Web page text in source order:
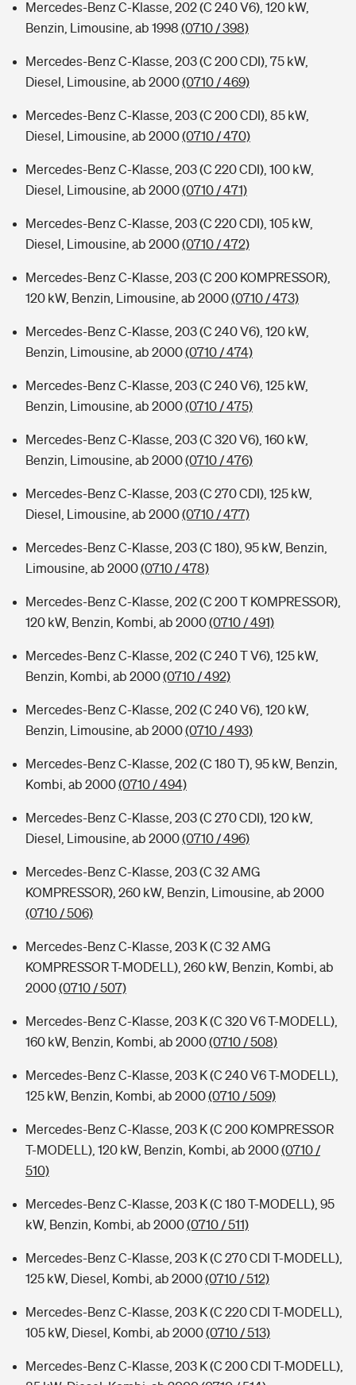
Mercedes-Benz C-Klasse, 202 (C 240 V6), 120 kW,
Benzin, Limousine, ab 1998 (0710 / 398)
Mercedes-Benz C-Klasse, 203 (C 200 CDI), 75 kW,
Diesel, Limousine, ab 2000(0710 / 469)
Mercedes-Benz C-Klasse, 203 (C 200 CDI), 85 kW,
Diesel, Limousine, ab 2000(0710 / 470)
Mercedes-Benz C-Klasse, 203 (C 220 CDI), 100 kW,
Diesel, Limousine, ab 2000(0710 / 471)
Mercedes-Benz C-Klasse, 203 (C 220 CDI), 105 kW,
Diesel, Limousine, ab 2000(0710 / 472)
Mercedes-Benz C-Klasse, 203 (C 200 KOMPRESSOR),
120 kW, Benzin, Limousine, ab 2000(0710 / 473)
Mercedes-Benz C-Klasse, 203 (C 240 V6), 120 kW,
Benzin, Limousine, ab 2000(0710 / 474)
Mercedes-Benz C-Klasse, 203 (C 240 V6), 125 kW,
Benzin, Limousine, ab 2000(0710 / 475)
Mercedes-Benz C-Klasse, 203 (C 320 V6), 160 kW,
Benzin, Limousine, ab 2000(0710 / 476)
Mercedes-Benz C-Klasse, 203 (C 270 CDI), 125 kW,
Diesel, Limousine, ab 2000(0710 / 477)
Mercedes-Benz C-Klasse, 203 (C 180), 95 kW, Benzin,
Limousine, ab 2000(0710 / 478)
Mercedes-Benz C-Klasse, 202 (C 200 T KOMPRESSOR),
120 kW, Benzin, Kombi, ab 2000(0710 / 491)
Mercedes-Benz C-Klasse, 202 (C 240 T V6), 125 kW,
Benzin, Kombi, ab 2000(0710 / 492)
Mercedes-Benz C-Klasse, 202 (C 240 V6), 120 kW,
Benzin, Limousine, ab 2000(0710 / 493)
Mercedes-Benz C-Klasse, 202 (C 180 T), 95 kW, Benzin,
Kombi, ab 2000(0710 / 494)
Mercedes-Benz C-Klasse, 203 (C 270 CDI), 120 kW,
Diesel, Limousine, ab 2000(0710 / 496)
Mercedes-Benz C-Klasse, 203 (C 32 AMG
KOMPRESSOR), 260 kW, Benzin, Limousine, ab 2000
(0710 / 506)
Mercedes-Benz C-Klasse, 203 K (C 32 AMG
KOMPRESSOR T-MODELL), 260 kW, Benzin, Kombi, ab
2000(0710 / 507)
Mercedes-Benz C-Klasse, 203 K (C 320 V6 T-MODELL),
160 kW, Benzin, Kombi, ab 2000(0710 / 508)
Mercedes-Benz C-Klasse, 203 K (C 240 V6 T-MODELL),
125 kW, Benzin, Kombi, ab 2000(0710 / 509)
Mercedes-Benz C-Klasse, 203 K (C 200 KOMPRESSOR
T-MODELL), 120 kW, Benzin, Kombi, ab 2000(0710 /
510)
Mercedes-Benz C-Klasse, 203 K (C 180 T-MODELL), 95
kW, Benzin, Kombi, ab 2000(0710 / 511)
Mercedes-Benz C-Klasse, 203 K (C 270 CDI T-MODELL),
125 kW, Diesel, Kombi, ab 2000(0710 / 512)
Mercedes-Benz C-Klasse, 203 K (C 220 CDI T-MODELL),
105 kW, Diesel, Kombi, ab 2000(0710 / 513)
Mercedes-Benz C-Klasse, 203 K (C 200 CDI T-MODELL),